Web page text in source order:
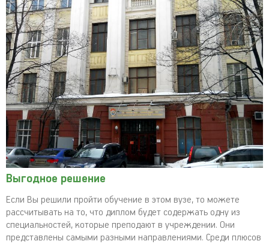
Выгодное решение
Если Вы решили пройти обучение в этом вузе, то можете
рассчитывать на то, что диплом будет содержать одну из
специальностей, которые преподают в учреждении. Они
представлены самыми разными направлениями. Среди плюсов